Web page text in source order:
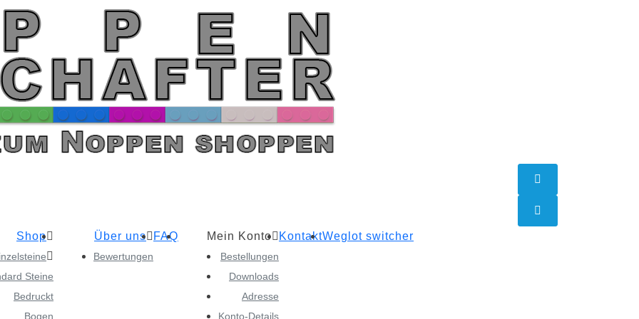
Shop
Steine
Bedruckt
Bogen
Über uns
Bewertungen
FAQ Mein Konto
Bestellungen
Downloads
Adresse
Konto-Details
KontaktWeglot switcher